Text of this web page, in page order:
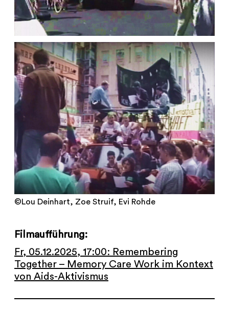
©Lou Deinhart, Zoe Struif, Evi Rohde
Filmaufführung:
Fr, 05.12.2025, 17:00: Remembering
Together – Memory Care Work im Kontext
von Aids-Aktivismus